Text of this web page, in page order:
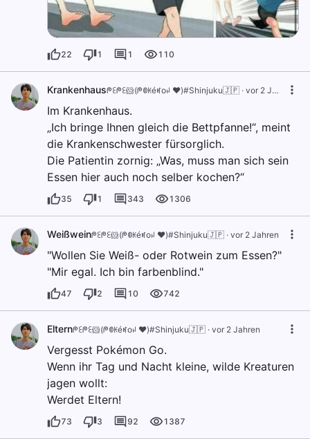
22 1 1 110
Krankenhausᖘꏂᖘꏂ🐹(ᖘꂦꀘéꎭoꈤ ❤️)#Shinjuku🇯🇵 · vor 2 Jahren
Im Krankenhaus.
„Ich bringe Ihnen gleich die Bettpfanne!“, meint
die Krankenschwester fürsorglich.
Die Patientin zornig: „Was, muss man sich sein
Essen hier auch noch selber kochen?“
35 1 343 1306
Weißweinᖘꏂᖘꏂ🐹(ᖘꂦꀘéꎭoꈤ ❤️)#Shinjuku🇯🇵 · vor 2 Jahren
"Wollen Sie Weiß- oder Rotwein zum Essen?"
"Mir egal. Ich bin farbenblind."
47 2 10 742
Elternᖘꏂᖘꏂ🐹(ᖘꂦꀘéꎭoꈤ ❤️)#Shinjuku🇯🇵 · vor 2 Jahren
Vergesst Pokémon Go.
Wenn ihr Tag und Nacht kleine, wilde Kreaturen
jagen wollt:
Werdet Eltern!
73 3 92 1387